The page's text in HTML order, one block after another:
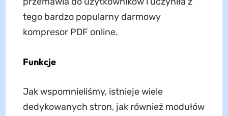
tego bardzo popularny darmowy
kompresor PDF online.
Funkcje
Jak wspomnieliśmy, istnieje wiele
dedykowanych stron, jak również modułów